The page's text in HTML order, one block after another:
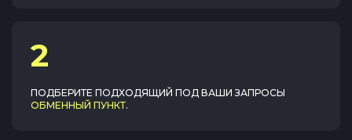
2
ПОДБЕРИТЕ ПОДХОДЯЩИЙ ПОД ВАШИ ЗАПРОСЫ
ОБМЕННЫЙ ПУНКТ.